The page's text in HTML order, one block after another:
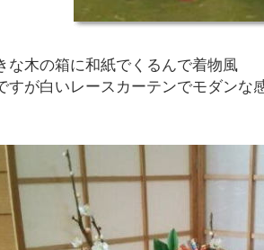
な木の箱に和紙でくるんで着物風
すが白いレースカーテンでモダンな